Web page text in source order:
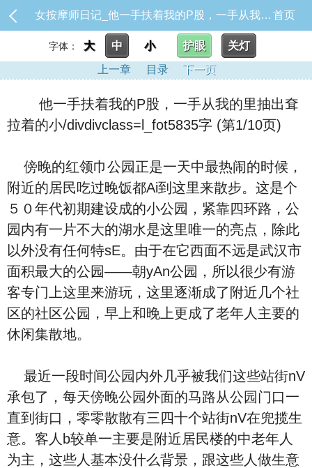
女按摩师日记_他一手扶着我的P股，一手从我的里抽出耷拉着的小/divdivclass=l_fot5835字 首页
字体： 大 中 小 护眼
关灯
上一章
目录 下一页
他一手扶着我的P股，一手从我的里抽出耷
拉着的小/divdivclass=l_fot5835字 (第1/10页)
傍晚的红领巾公园正是一天中最热闹的时候，
附近的居民吃过晚饭都Ai到这里来散步。这是个
５０年代初期建设成的小公园，紧靠四环路，公
园内有一片不大的湖水是这里唯一的亮点，除此
以外没有任何特sE。由于在它西面不远是武汉市
面积最大的公园——朝yAn公园，所以很少有游
客专门上这里来游玩，这里逐渐成了附近几个社
区的社区公园，早上和晚上更成了老年人主要的
休闲集散地。
最近一段时间公园内外几乎被我们这些站街nV
承包了，每天傍晚公园外面的马路从公园门口一
直到街口，零零散散有三四十个站街nV在兜揽生
意。客人b较单一主要是附近居民楼的中老年人
为主，这些人基本没什么背景，跟这些人做生意